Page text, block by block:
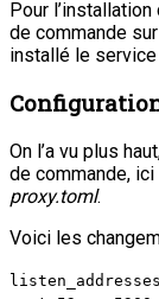
Pour l’installation
de commande
installé le service
On l’a vu plus
de commande,
proxy.toml.
Voici les